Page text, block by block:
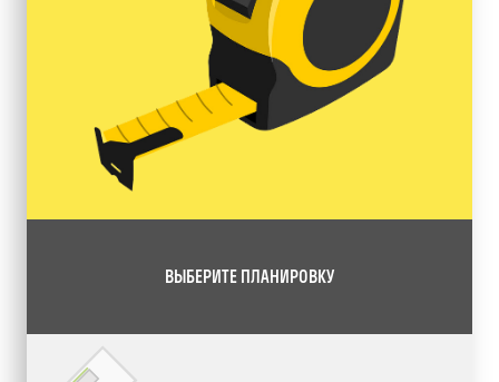
ВЫБЕРИТЕ ПЛАНИРОВКУ